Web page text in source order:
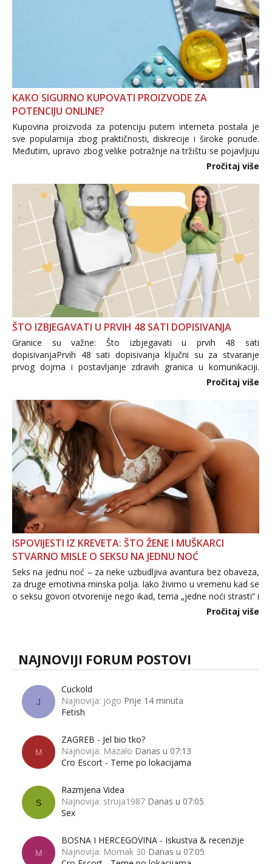
KAKO SIGURNO KUPOVATI PROIZVODE ZA
POTENCIJU ONLINE?
Kupovina proizvoda za potenciju putem interneta postala je
sve popularnija zbog praktičnosti, diskrecije i široke ponude.
Međutim, upravo zbog velike potražnje na tržištu se pojavljuju
i brojni krivotvoreni proizvodi, nepouzdane internetske
Pročitaj više
ŠTO IZBJEGAVATI U PRVIH 48 SATI DOPISIVANJA
Granice su važne: Što izbjegavati u prvih 48 sati
dopisivanjaPrvih 48 sati dopisivanja ključni su za stvaranje
prvog dojma i postavljanje zdravih granica u komunikaciji.
Važno je izbjeći prebrzo otkrivanje osobnih ili intimnih
informacija, jer nepoznata osoba još nije zaslužila to
povjerenje. Takođe...
Pročitaj više
ISPOVIJESTI IZ KREVETA: ŠTO ŽENE I MUŠKARCI
STVARNO MISLE O SEKSU NA JEDNU NOĆ
Seks na jednu noć – za neke uzbudljiva avantura bez obaveza,
za druge emotivna minska polja. Iako živimo u vremenu kad se
o seksu govori otvorenije nego ikad, tema „jedne noći strasti“ i
dalje izaziva burne rasprave. Što zapravo misle žene, a što
Pročitaj više
NAJNOVIJI FORUM POSTOVI
J
Cuckold
Najnovija: jogo Prije 14 minuta
Fetish
M
ZAGREB - Jel bio tko?
Najnovija: Mazalo Danas u 07:13
Cro Escort - Teme po lokacijama
S
Razmjena Videa
Najnovija: struja1987 Danas u 07:05
Sex
M
BOSNA I HERCEGOVINA - Iskustva & recenzije
Najnovija: Momak 30 Danas u 07:05